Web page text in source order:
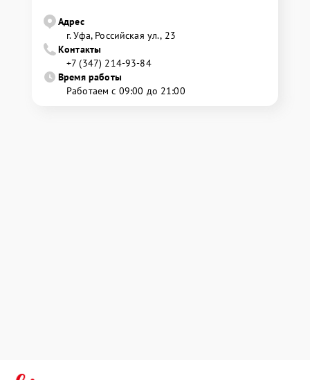
Адрес
г. Уфа, Российская ул., 23
Контакты
+7 (347) 214-93-84
Время работы
Работаем с 09:00 до 21:00